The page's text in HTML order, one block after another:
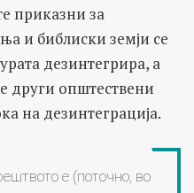
приказни за
и библиски земји се
дезинтегрира, а
други општествени
на дезинтеграција.
е (поточно, во